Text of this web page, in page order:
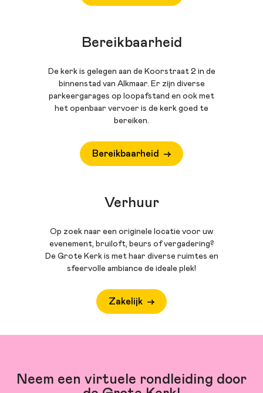
Alkmaar de Victorie Oeuvreprijs voor
treedt veelvuldig op in diverse
Europese landen, Japan en de
Verenigde Staten. Hij is artistiek leider
van het Orgelfestival Holland,
publiceerde artikelen over J. P.
Straube/Reger en was ook jurylid bij
diverse internationale
Bereikbaarheid
De kerk is gelegen aan de Koorstraat 2 in de
binnenstad van Alkmaar. Er zijn diverse
parkeergarages op loopafstand en ook met
het openbaar vervoer is de kerk goed te
bereiken.
Bereikbaarheid
Verhuur
Op zoek naar een originele locatie voor uw
evenement, bruiloft, beurs of vergadering?
De Grote Kerk is met haar diverse ruimtes en
sfeervolle ambiance de ideale plek!
Zakelijk
Neem een virtuele rondleiding door